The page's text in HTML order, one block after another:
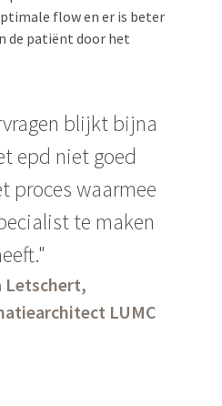
flow en er is beter
de patiënt door het
blijkt bijna
epd niet goed
proces waarmee
te maken
Letschert,
LUMC